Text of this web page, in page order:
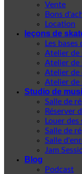
Vente
Bons
Location
leçons de
Les
Atelier de
Atelier de
Atelier de
Atelier de
Studio de
Salle de
Réserver
Louer
Salle de
Salle
Jam
Blog
Podcast